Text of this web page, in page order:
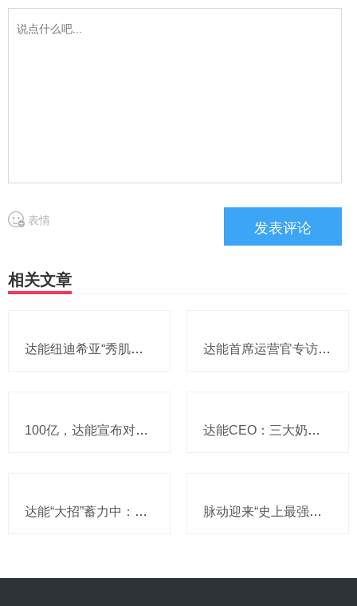
表情
相关文章
达能纽迪希亚“秀肌肉”：一口气亮出近20项硬核成果，爱他美至熠最新研究在国际大会登顶 达能首席运营官专访：稍不留神世界就把你甩在身后，乳品焦点转向高蛋白和肠道健康，供应链员工不能只被动等指令，给出“4C绩效管理框架”
100亿，达能宣布对两家乳企下手：全资收购“小达能”，要拓展亚太高蛋白赛道，还顺道“喝下”了椰子水 达能CEO：三大奶粉企业在华份额合计提升至约50%，还说收购大型奶粉同行“完全没有吸引力”
达能“大招”蓄力中：CEO说爱他美“迄今最先进产品”将正式进内地，医学营养品发展急不得，还透露因一事曾调取过去两年消费者投诉记录 脉动迎来“史上最强焕新”，三大突破重新定义功能饮料